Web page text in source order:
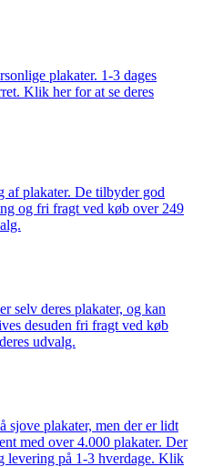
plakater. 1-3 dages
Klik her for at se deres
af plakater. De tilbyder god
og fri fragt ved køb over 249
selv deres plakater, og kan
desuden fri fragt ved køb
udvalg.
sjove plakater, men der er lidt
med over 4.000 plakater. Der
levering på 1-3 hverdage. Klik